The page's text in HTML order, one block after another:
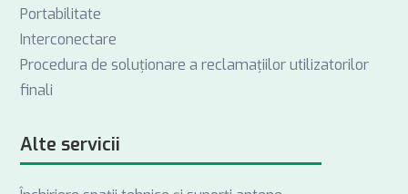
Portabilitate
Interconectare
Procedura de soluționare a reclamațiilor utilizatorilor
finali
Alte servicii